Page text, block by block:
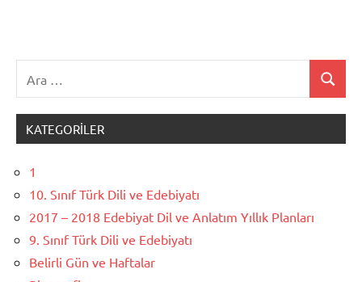
Ara
KATEGORILER
1
10. Sınıf Türk Dili ve Edebiyatı
2017 – 2018 Edebiyat Dil ve Anlatım Yıllık Planları
9. Sınıf Türk Dili ve Edebiyatı
Belirli Gün ve Haftalar